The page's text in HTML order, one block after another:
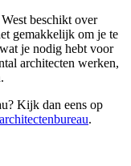
beschikt over
gemakkelijk om je te
je nodig hebt voor
architecten werken,
Kijk dan eens op
.